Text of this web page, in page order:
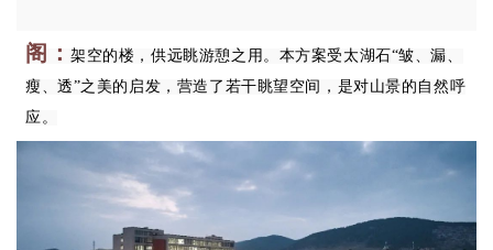
阁：架空的楼，供远眺游憩之用。本方案受太湖石“皱、漏、
瘦、透”之美的启发，营造了若干眺望空间，是对山景的自然呼
应。